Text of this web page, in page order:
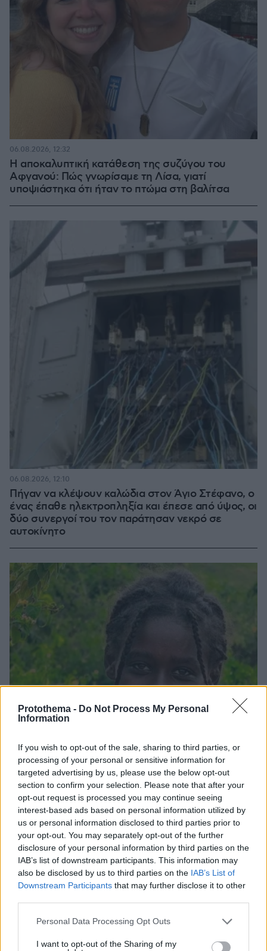
Protothema - Do Not Process My Personal
Information
If you wish to opt-out of the sale, sharing to third parties, or
processing of your personal or sensitive information for
targeted advertising by us, please use the below opt-out
section to confirm your selection. Please note that after your
opt-out request is processed you may continue seeing
interest-based ads based on personal information utilized by
us or personal information disclosed to third parties prior to
your opt-out. You may separately opt-out of the further
disclosure of your personal information by third parties on the
IAB’s list of downstream participants. This information may
also be disclosed by us to third parties on the IAB’s List of
Downstream Participants that may further disclose it to other
Please note that this website/app uses one or more Google
not limited to your visit or usage behaviour. You may click to
Personal Data Processing Opt Outs
I want to opt-out of the Sharing of my
Η αποκαλυπτική κατάθεση της συζύγου του
Αφγανού: Πώς γνωρίσαμε τη Λίσα, γιατί
υποψιάστηκα ότι ήταν το πτώμα στη βαλίτσα
06.08.2026, 12:32
Πήγαν να κλέψουν καλώδια στον Άγιο Στέφανο, ο
ένας έπαθε ηλεκτροπληξία και έπεσε από ύψος, οι
δύο συνεργοί του τον παράτησαν νεκρό σε
αυτοκίνητο
06.08.2026, 12:10
Νεαρή γυναίκα με ακατέργαστη ομορφιά από την
Αιθιοπία έγινε viral, δείτε την εντυπωσιακή
μεταμόρφωσή της από μακιγιέρ
06.08.2026, 09:18
και νύχτα
06.08.2026, 10:22 176